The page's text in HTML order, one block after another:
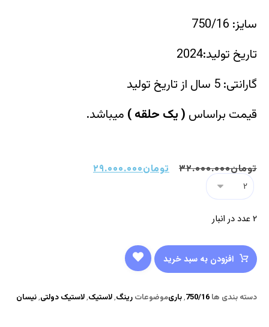
سایز: 750/16
تاریخ تولید:2024
گارانتی: 5 سال از تاریخ تولید
قیمت براساس (یک حلقه) میباشد.
تومان۳۲.۰۰۰.۰۰۰ تومان۲۹.۰۰۰.۰۰۰
2 عدد در انبار
افزودن به سبد خرید
دسته بندی ها 750/16
,باریموضوعات رینگ,لاستیک,لاستیک دولتی,نیسان